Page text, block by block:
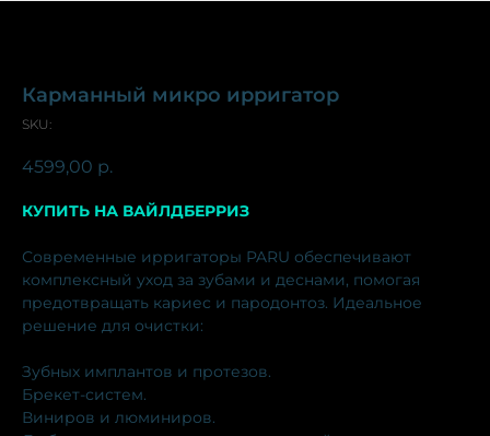
Карманный микро ирригатор
SKU:
4599,00 р.
КУПИТЬ НА ВАЙЛДБЕРРИЗ
Современные ирригаторы PARU обеспечивают
комплексный уход за зубами и деснами, помогая
предотвращать кариес и пародонтоз. Идеальное
решение для очистки:
Зубных имплантов и протезов.
Брекет-систем.
Виниров и люминиров.